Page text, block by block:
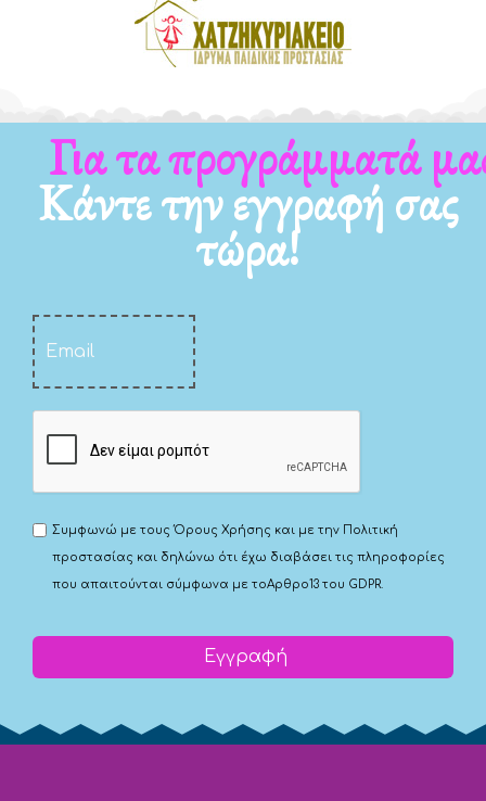
Για τα προγράμματά μας
Κάντε την εγγραφή σας
τώρα!
Συμφωνώ με τουςΌρους Χρήσης και με την Πολιτική
προστασίας και δηλώνω ότι έχω διαβάσει τις πληροφορίες
που απαιτούνται σύμφωνα με τοΑρθρο13 του GDPR.
Εγγραφή